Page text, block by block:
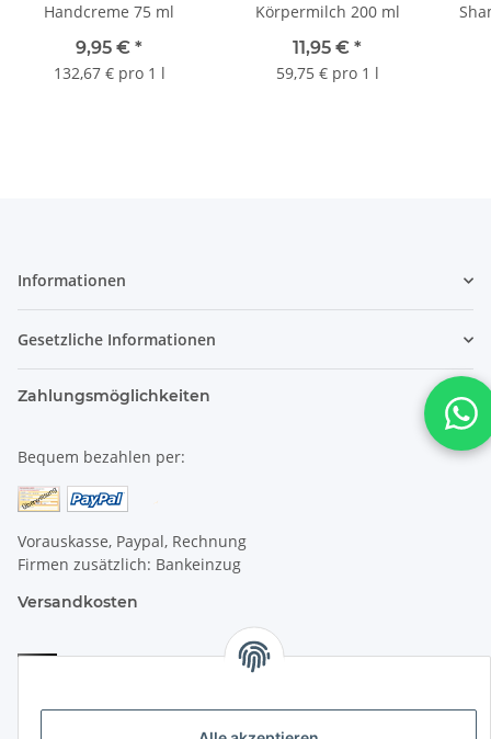
Handcreme 75 ml
9,95 € *
132,67 € pro 1 l
Körpermilch 200 ml
11,95 € *
59,75 € pro 1 l
Informationen
Gesetzliche Informationen
Zahlungsmöglichkeiten
Bequem bezahlen per:
Vorauskasse, Paypal, Rechnung
Firmen zusätzlich: Bankeinzug
Versandkosten
Versandkosten für Deutschland:
Privatkunden:
versandkostenfrei ab 25 € (darunter 6 €)